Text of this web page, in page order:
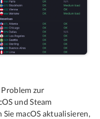
zur
und Steam
macOS aktualisieren,